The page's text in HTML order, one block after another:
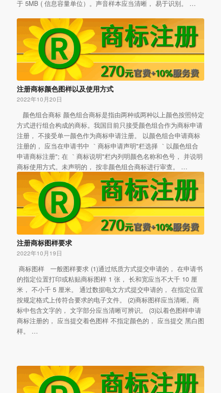
于 5MB ( 信息容量单位）。声音样本应当清晰， 易于识别。 …
注册商标颜色图样以及使用方式
2022年10月20日
颜色组合商标 颜色组合商标是指由两种或两种以上颜色按照特定
方式进行组合构成的商标。我国目前只接受颜色组合作为商标申请
注册， 不接受单一颜色作为商标申请注册。 以颜色组合申请商标
注册的， 应当在申请书中 ｀商标申请声明"栏选择 ｀以颜色组合
申请商标注册"; 在 ｀商标说明"栏内列明颜色名称和色号， 并说明
商标使用方式。未声明的， 按非颜色组合商标进行审查。 …
注册商标图样要求
2022年10月19日
商标图样 一般图样要求 (1)通过纸质方式提交申请的， 在申请书
的指定位置打印或粘贴商标图样 1 张， 长和宽应当不大千 10 厘
米， 不小千 5 厘米。 通过数据电文方式提交申请的， 在指定位置
按规定格式上传符合要求的电子文件。 (2)商标图样应当清晰。商
标中包含文字的， 文字部分应当清晰可辨识。 (3)以着色图样申请
商标注册的， 应当提交着色图样 不指定颜色的， 应当提交 黑白图
样。 …